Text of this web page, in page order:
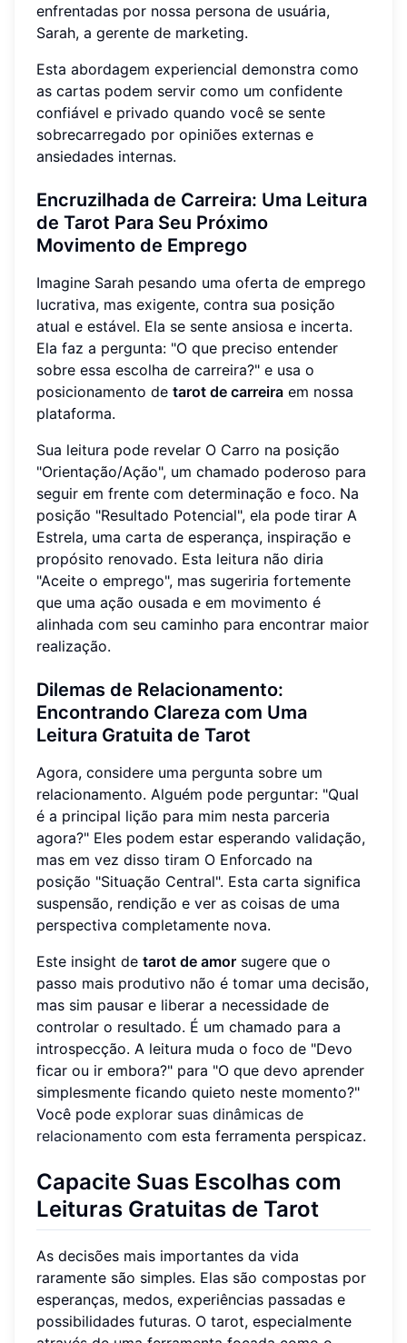
enfrentadas por nossa persona de usuária,
Sarah, a gerente de marketing.
Esta abordagem experiencial demonstra como
as cartas podem servir como um confidente
confiável e privado quando você se sente
sobrecarregado por opiniões externas e
ansiedades internas.
Encruzilhada de Carreira: Uma Leitura
de Tarot Para Seu Próximo
Movimento de Emprego
Imagine Sarah pesando uma oferta de emprego
lucrativa, mas exigente, contra sua posição
atual e estável. Ela se sente ansiosa e incerta.
Ela faz a pergunta: "O que preciso entender
sobre essa escolha de carreira?" e usa o
posicionamento de tarot de carreira em nossa
plataforma.
Sua leitura pode revelar O Carro na posição
"Orientação/Ação", um chamado poderoso para
seguir em frente com determinação e foco. Na
posição "Resultado Potencial", ela pode tirar A
Estrela, uma carta de esperança, inspiração e
propósito renovado. Esta leitura não diria
"Aceite o emprego", mas sugeriria fortemente
que uma ação ousada e em movimento é
alinhada com seu caminho para encontrar maior
realização.
Dilemas de Relacionamento:
Encontrando Clareza com Uma
Leitura Gratuita de Tarot
Agora, considere uma pergunta sobre um
relacionamento. Alguém pode perguntar: "Qual
é a principal lição para mim nesta parceria
agora?" Eles podem estar esperando validação,
mas em vez disso tiram O Enforcado na
posição "Situação Central". Esta carta significa
suspensão, rendição e ver as coisas de uma
perspectiva completamente nova.
Este insight de tarot de amor sugere que o
passo mais produtivo não é tomar uma decisão,
mas sim pausar e liberar a necessidade de
controlar o resultado. É um chamado para a
introspecção. A leitura muda o foco de "Devo
ficar ou ir embora?" para "O que devo aprender
simplesmente ficando quieto neste momento?"
Você pode explorar suas dinâmicas de
relacionamento com esta ferramenta perspicaz.
Capacite Suas Escolhas com
Leituras Gratuitas de Tarot
As decisões mais importantes da vida
raramente são simples. Elas são compostas por
esperanças, medos, experiências passadas e
possibilidades futuras. O tarot, especialmente